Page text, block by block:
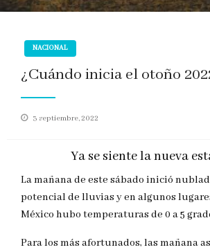
NACIONAL
¿Cuándo inicia el otoño
Publicado
3 septiembre, 2022
Ya se siente la nueva
La mañana de este sábado inició
potencial de lluvias y en algunos
México hubo temperaturas de 0 a 5
Para los más afortunados, las mañana